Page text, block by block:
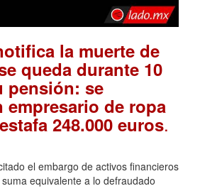
la muerte de
queda durante 10
pensión: se
empresario de ropa
248.000 euros.
el embargo de activos financieros
equivalente a lo defraudado